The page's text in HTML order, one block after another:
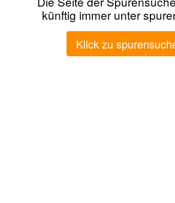
künftig immer unter
Klick zu